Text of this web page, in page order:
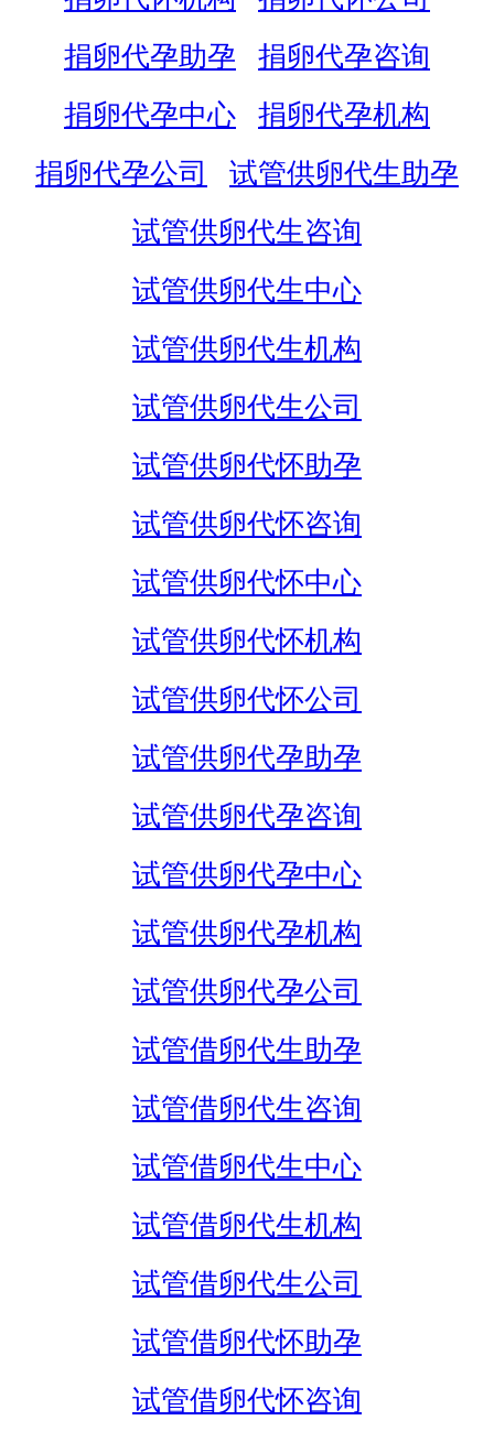
捐卵代孕助孕
捐卵代孕咨询
捐卵代孕中心
捐卵代孕机构
捐卵代孕公司
试管供卵代生助孕
试管供卵代生咨询
试管供卵代生中心
试管供卵代生机构
试管供卵代生公司
试管供卵代怀助孕
试管供卵代怀咨询
试管供卵代怀中心
试管供卵代怀机构
试管供卵代怀公司
试管供卵代孕助孕
试管供卵代孕咨询
试管供卵代孕中心
试管供卵代孕机构
试管供卵代孕公司
试管借卵代生助孕
试管借卵代生咨询
试管借卵代生中心
试管借卵代生机构
试管借卵代生公司
试管借卵代怀助孕
试管借卵代怀咨询